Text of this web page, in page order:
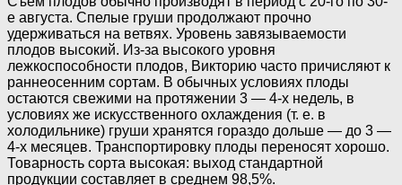
е августа. Спелые груши продолжают прочно
удерживаться на ветвях. Уровень завязываемости
плодов высокий. Из-за высокого уровня
лежкоспособности плодов, Викторию часто причисляют к
раннеосенним сортам. В обычных условиях плоды
остаются свежими на протяжении 3 — 4-х недель, в
условиях же искусственного охлаждения (т. е. в
холодильнике) груши хранятся гораздо дольше — до 3 —
4-х месяцев. Транспортировку плоды переносят хорошо.
Товарность сорта высокая: выход стандартной
продукции составляет в среднем 98,5%.